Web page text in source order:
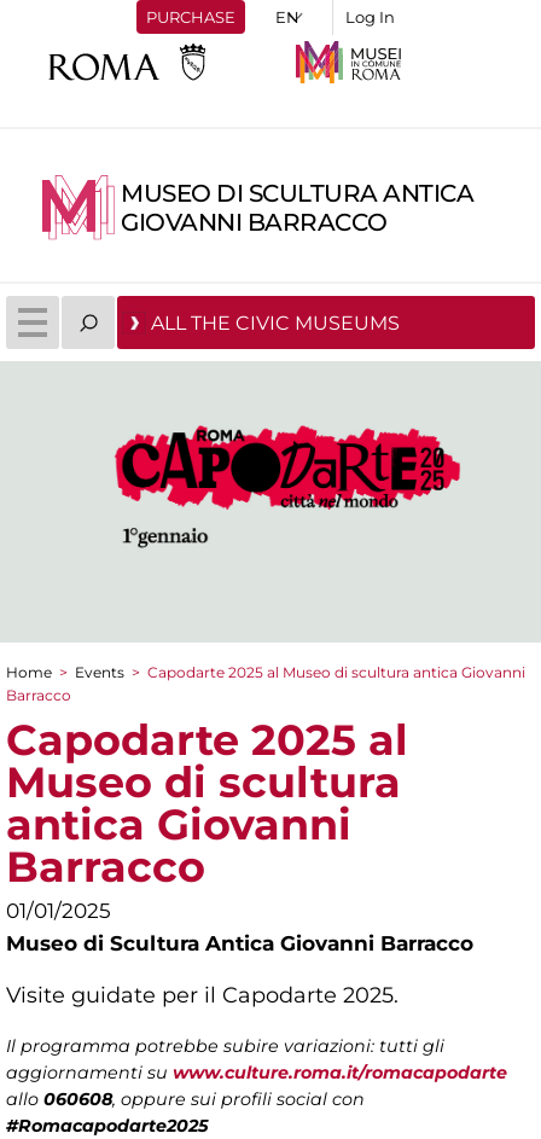
PURCHASE Log In
MUSEO DI SCULTURA ANTICA
GIOVANNI BARRACCO
ALL THE CIVIC MUSEUMS
You are here
Home > Events > Capodarte 2025 al Museo di scultura antica Giovanni
Barracco
Capodarte 2025 al
Museo di scultura
antica Giovanni
Barracco
01/01/2025
Museo di Scultura Antica Giovanni Barracco
Visite guidate per il Capodarte 2025.
Il programma potrebbe subire variazioni: tutti gli
aggiornamenti su www.culture.roma.it/romacapodarte
allo 060608, oppure sui profili social con
#Romacapodarte2025